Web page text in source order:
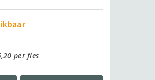
per fles